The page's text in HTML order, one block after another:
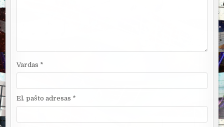
Vardas *
El. pašto adresas *